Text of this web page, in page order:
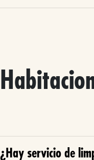
¿Hay servicio de